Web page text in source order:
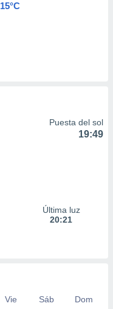
15°C
Puesta del sol
19:49
Última luz
20:21
Vie Sáb
Dom